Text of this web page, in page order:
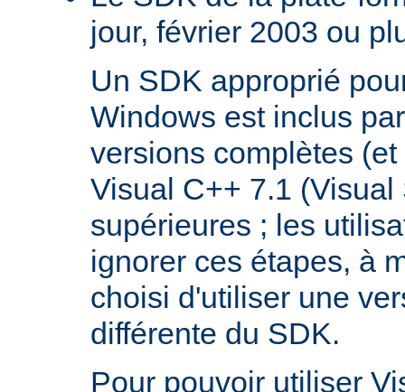
jour, février 2003 ou
Un SDK approprié
Windows est inclus
versions complètes
Visual C++ 7.1
supérieures ; les
ignorer ces étapes, à
choisi d'utiliser une
différente du SDK.
Pour pouvoir utiliser